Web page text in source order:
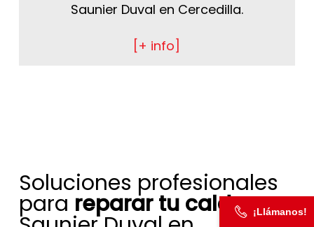
Saunier Duval en Cercedilla.
[+ info]
Soluciones profesionales
para reparar tu caldera¡Llámanos!